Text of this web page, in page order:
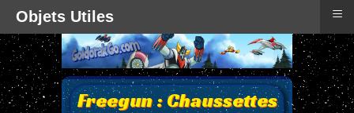
Freegun : Chaussettes
Objets Utiles ≡